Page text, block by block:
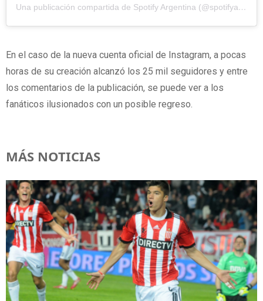
Una publicación compartida de Spotify Argentina (@spotifyargentina)
En el caso de la nueva cuenta oficial de Instagram, a pocas
horas de su creación alcanzó los 25 mil seguidores y entre
los comentarios de la publicación, se puede ver a los
fanáticos ilusionados con un posible regreso.
MÁS NOTICIAS